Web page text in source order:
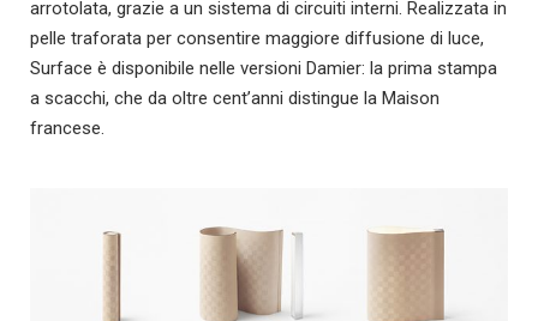
arrotolata, grazie a un sistema di circuiti interni. Realizzata in
pelle traforata per consentire maggiore diffusione di luce,
Surface è disponibile nelle versioni Damier: la prima stampa
a scacchi, che da oltre cent’anni distingue la Maison
francese.